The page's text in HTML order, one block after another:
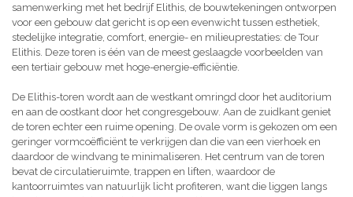
samenwerking met het bedrijf Elithis, de bouwtekeningen ontworpen
voor een gebouw dat gericht is op een evenwicht tussen esthetiek,
stedelijke integratie, comfort, energie- en milieuprestaties: de Tour
Elithis. Deze toren is één van de meest geslaagde voorbeelden van
een tertiair gebouw met hoge-energie-efficiëntie.
De Elithis-toren wordt aan de westkant omringd door het auditorium
en aan de oostkant door het congresgebouw. Aan de zuidkant geniet
de toren echter een ruime opening. De ovale vorm is gekozen om een
geringer vormcoëfficiënt te verkrijgen dan die van een vierhoek en
daardoor de windvang te minimaliseren. Het centrum van de toren
bevat de circulatieruimte, trappen en liften, waardoor de
kantoorruimtes van natuurlijk licht profiteren, want die liggen langs